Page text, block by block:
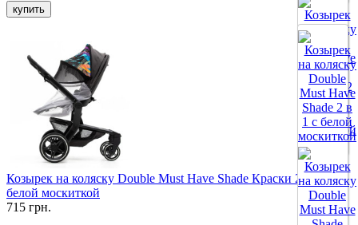
Все цвета
купить
Козырек на коляску Double Must Have Shade Краски 2 в 1 с
белой москиткой
715 грн.